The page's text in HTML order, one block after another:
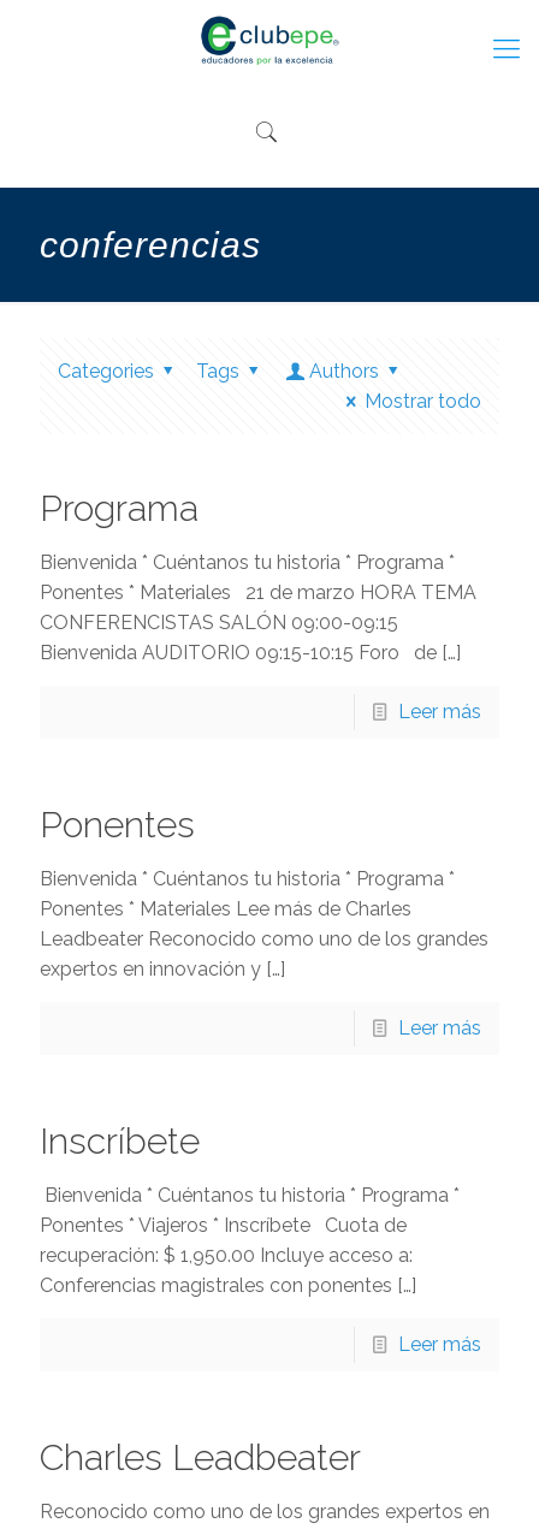
conferencias
Categories Tags
Authors
Mostrar todo
Programa
Bienvenida * Cuéntanos tu historia * Programa *
Ponentes * Materiales 21 de marzo HORA TEMA
CONFERENCISTAS SALÓN 09:00-09:15
Bienvenida AUDITORIO 09:15-10:15 Foro de […]
Leer más
Ponentes
Bienvenida * Cuéntanos tu historia * Programa *
Ponentes * Materiales Lee más de Charles
Leadbeater Reconocido como uno de los grandes
expertos en innovación y […]
Leer más
Inscríbete
Bienvenida * Cuéntanos tu historia * Programa *
Ponentes * Viajeros * Inscríbete Cuota de
recuperación: $ 1,950.00 Incluye acceso a:
Conferencias magistrales con ponentes […]
Leer más
Charles Leadbeater
Reconocido como uno de los grandes expertos en